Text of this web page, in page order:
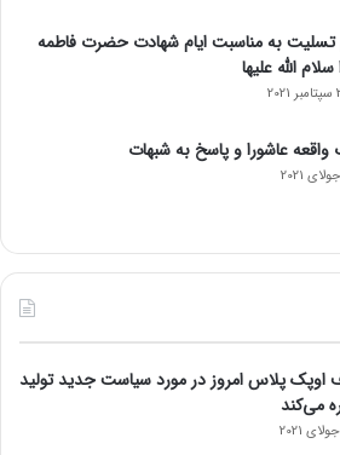
تسلیت به مناسبت ایام شهادت حضرت فاطمه
الله علیها
واقعه عاشورا و پاسخ به شبهات
اوپک پلاس امروز در مورد سیاست جدید تولید
می‌کند